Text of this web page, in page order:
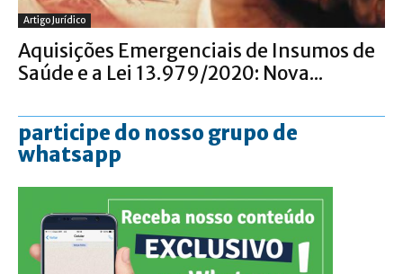
Artigo Jurídico
Aquisições Emergenciais de Insumos de
Saúde e a Lei 13.979/2020: Nova...
participe do nosso grupo de
whatsapp